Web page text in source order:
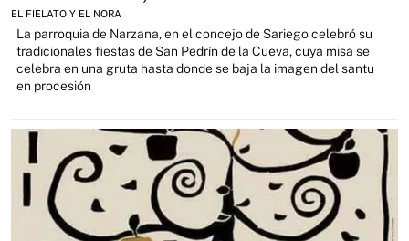
EL FIELATO Y EL NORA
La parroquia de Narzana, en el concejo de Sariego celebró su
tradicionales fiestas de San Pedrín de la Cueva, cuya misa se
celebra en una gruta hasta donde se baja la imagen del santu
en procesión